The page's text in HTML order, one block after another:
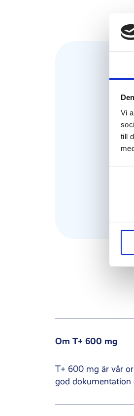
Vi
till
Om T+ 600 mg
T+ 600 mg är vår
god dokumentation